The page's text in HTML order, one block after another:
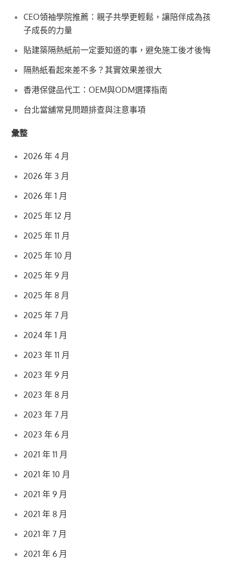
CEO領袖學院推薦：親子共學更輕鬆，讓陪伴成為孩
子成長的力量
貼建築隔熱紙前一定要知道的事，避免施工後才後悔
隔熱紙看起來差不多？其實效果差很大
香港保健品代工：OEM與ODM選擇指南
台北當舖常見問題排查與注意事項
彙整
2026 年 4 月
2026 年 3 月
2026 年 1 月
2025 年 12 月
2025 年 11 月
2025 年 10 月
2025 年 9 月
2025 年 8 月
2025 年 7 月
2024 年 1 月
2023 年 11 月
2023 年 9 月
2023 年 8 月
2023 年 7 月
2023 年 6 月
2021 年 11 月
2021 年 10 月
2021 年 9 月
2021 年 8 月
2021 年 7 月
2021 年 6 月